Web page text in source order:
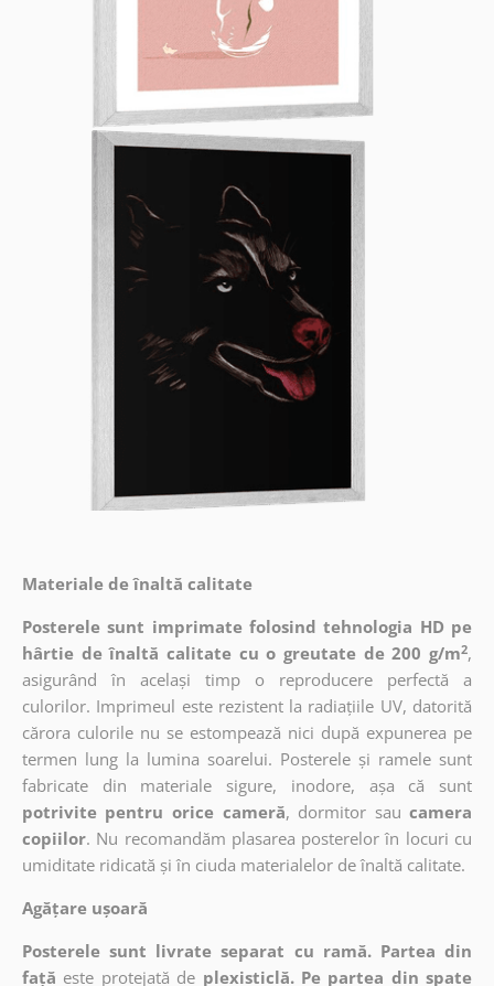
Materiale de înaltă calitate
Posterele sunt imprimate folosind tehnologia HD pe
hârtie de înaltă calitate cu o greutate de 200 g/m2,
asigurând în același timp o reproducere perfectă a
culorilor. Imprimeul este rezistent la radiațiile UV, datorită
cărora culorile nu se estompează nici după expunerea pe
termen lung la lumina soarelui. Posterele și ramele sunt
fabricate din materiale sigure, inodore, așa că sunt
potrivite pentru orice cameră, dormitor sau camera
copiilor. Nu recomandăm plasarea posterelor în locuri cu
umiditate ridicată și în ciuda materialelor de înaltă calitate.
Agățare ușoară
Posterele sunt livrate separat cu ramă. Partea din
față este protejată de plexisticlă. Pe partea din spate